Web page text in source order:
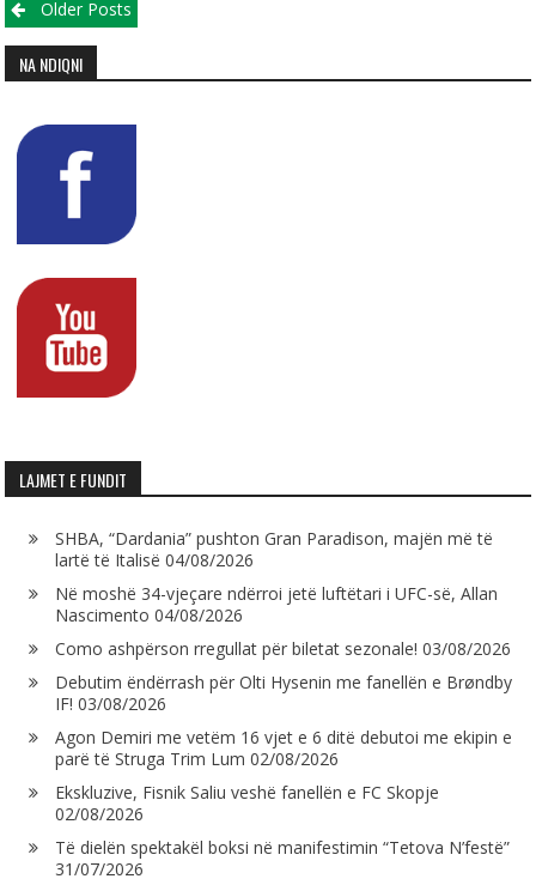
Posts navigation
Older Posts
NA NDIQNI
LAJMET E FUNDIT
SHBA, “Dardania” pushton Gran Paradison, majën më të
lartë të Italisë 04/08/2026
Në moshë 34-vjeçare ndërroi jetë luftëtari i UFC-së, Allan
Nascimento 04/08/2026
Como ashpërson rregullat për biletat sezonale! 03/08/2026
Debutim ëndërrash për Olti Hysenin me fanellën e Brøndby
IF! 03/08/2026
Agon Demiri me vetëm 16 vjet e 6 ditë debutoi me ekipin e
parë të Struga Trim Lum 02/08/2026
Ekskluzive, Fisnik Saliu veshë fanellën e FC Skopje
02/08/2026
Të dielën spektakël boksi në manifestimin “Tetova N’festë”
31/07/2026